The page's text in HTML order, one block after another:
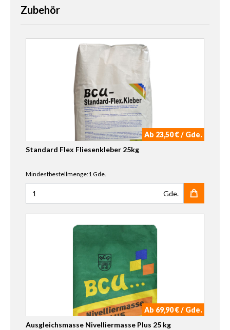
Zubehör
Ab 23,50 € / Gde.
Standard Flex Fliesenkleber 25kg
Mindestbestellmenge:1 Gde.
Anzahl für Standard Flex Fliesenkleber 25kg
Gde.
Ab 69,90 € / Gde.
Ausgleichsmasse Nivelliermasse Plus 25 kg